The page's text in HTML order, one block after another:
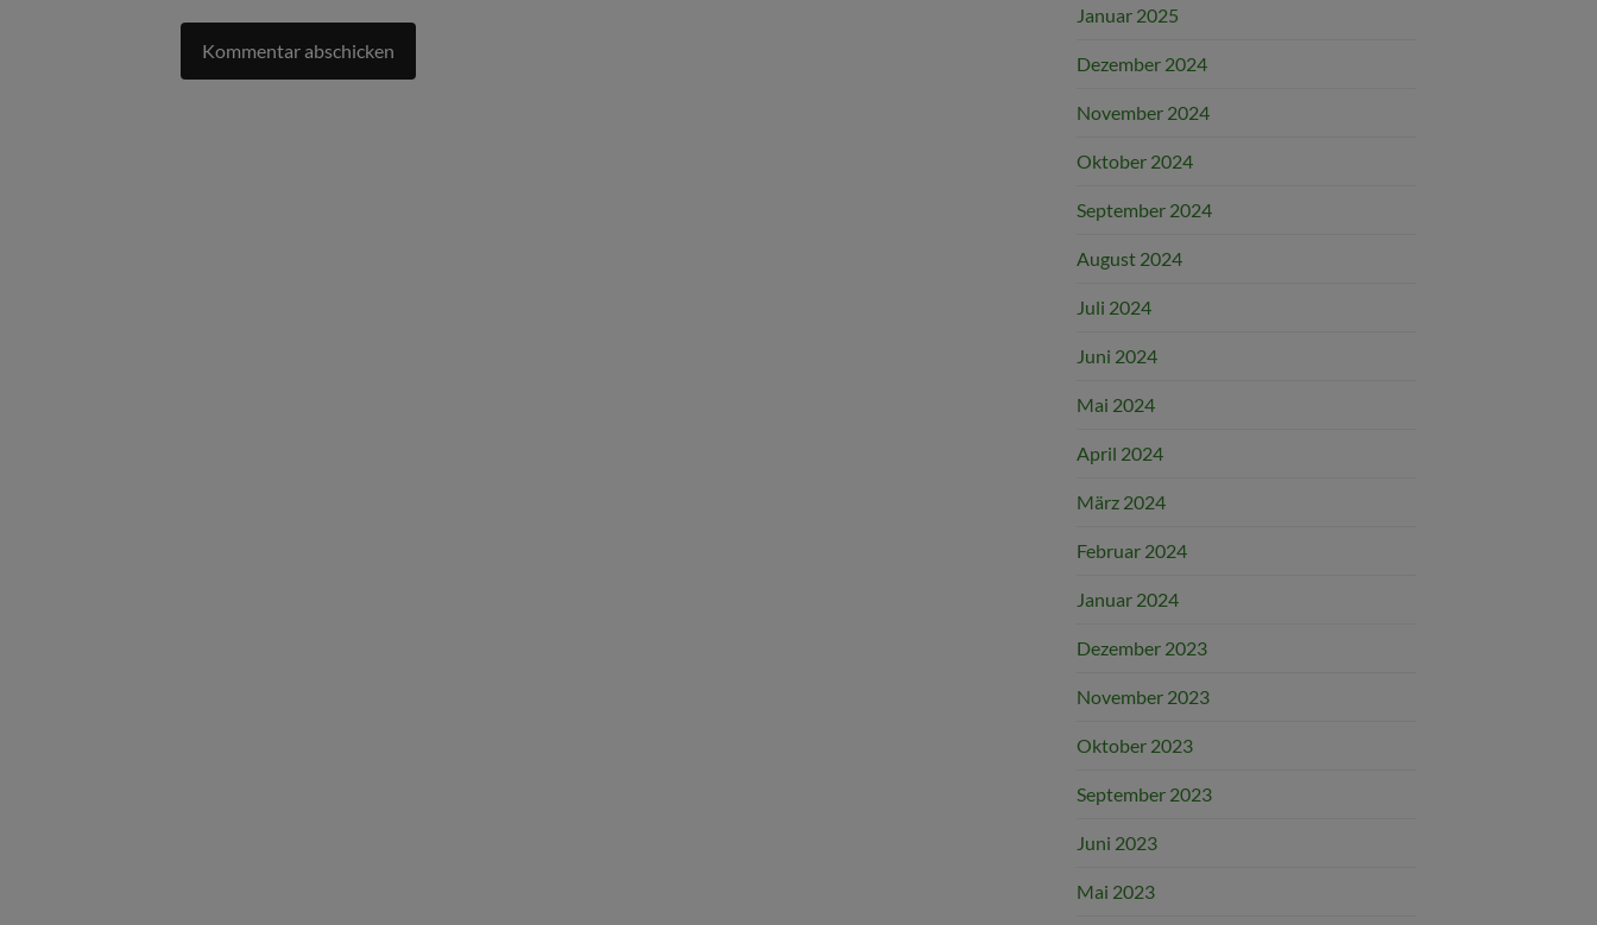
Januar 2025
Dezember 2024
November 2024
Oktober 2024
September 2024
August 2024
Juli 2024
Juni 2024
Mai 2024
April 2024
März 2024
Februar 2024
Januar 2024
Dezember 2023
November 2023
Oktober 2023
September 2023
Juni 2023
Mai 2023